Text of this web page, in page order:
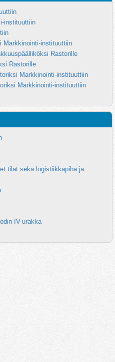
instituuttiin
Markkinointi-instituuttiin
Rastorille
Rastorille
Markkinointi-instituuttiin
Markkinointi-instituuttiin
tilat sekä logistiikkapiha ja
IV-urakka